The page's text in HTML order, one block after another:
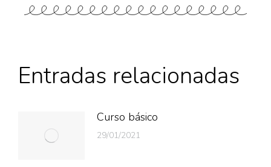
Entradas relacionadas
Curso básico
29/01/2021